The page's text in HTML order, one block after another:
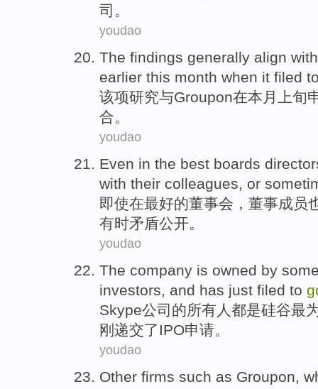
司。
youdao
The findings generally align with
earlier this month when it filed
该项研究与Groupon在本月 上旬
合。
youdao
Even in the best boards
with their colleagues, or
即使在最好的董事会 ， 董事成员
有时矛盾公开。
youdao
The company is owned by
investors, and has just filed to
Skype公司 的所有人都是硅谷最
刚 递交了IPO申请。
youdao
Other firms such as Groupon ,